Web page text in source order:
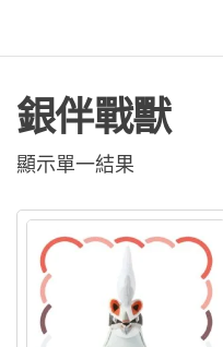
銀伴戰獸
顯示單一結果